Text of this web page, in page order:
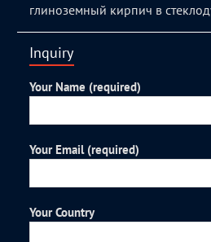
глиноземный кирпич в
Inquiry
Your Name (required)
Your Email (required)
Your Country